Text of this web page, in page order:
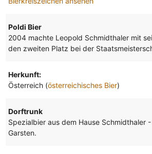
Poldi Bier
2004 machte Leopold Schmidthaler mit
den zweiten Platz bei der
Herkunft:
Österreich (österreichisches Bier)
Dorftrunk
Spezialbier aus dem Hause Schmidthaler
Garsten.